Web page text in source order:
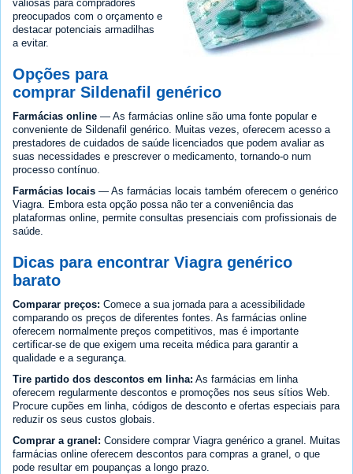
valiosas para compradores
preocupados com o orçamento e
destacar potenciais armadilhas
a evitar.
Opções para
comprar Sildenafil genérico
Farmácias online — As farmácias online são uma fonte popular e
conveniente de Sildenafil genérico. Muitas vezes, oferecem acesso a
prestadores de cuidados de saúde licenciados que podem avaliar as
suas necessidades e prescrever o medicamento, tornando-o num
processo contínuo.
Farmácias locais — As farmácias locais também oferecem o genérico
Viagra. Embora esta opção possa não ter a conveniência das
plataformas online, permite consultas presenciais com profissionais de
saúde.
Dicas para encontrar Viagra genérico
barato
Comparar preços: Comece a sua jornada para a acessibilidade
comparando os preços de diferentes fontes. As farmácias online
oferecem normalmente preços competitivos, mas é importante
certificar-se de que exigem uma receita médica para garantir a
qualidade e a segurança.
Tire partido dos descontos em linha: As farmácias em linha
oferecem regularmente descontos e promoções nos seus sítios Web.
Procure cupões em linha, códigos de desconto e ofertas especiais para
reduzir os seus custos globais.
Comprar a granel: Considere comprar Viagra genérico a granel. Muitas
farmácias online oferecem descontos para compras a granel, o que
pode resultar em poupanças a longo prazo.